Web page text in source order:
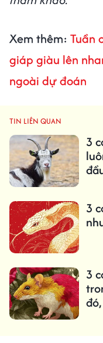
Xem thêm: Tuần
giáp giàu lên
ngoài dự đoán
TIN LIÊN QUAN
3
3
3